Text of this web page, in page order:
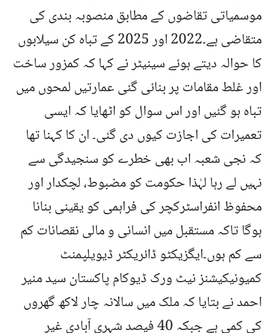
موسمیاتی تقاضوں کے مطابق منصوبہ بندی کی
متقاضی ہے۔2022 اور 2025 کے تباہ کن سیلابوں
کا حوالہ دیتے ہوئے سینیٹر نے کہا کہ کمزور ساخت
اور غلط مقامات پر بنائی گئی عمارتیں لمحوں میں
تباہ ہو گئیں اور اس سوال کو اٹھایا کہ ایسی
تعمیرات کی اجازت کیوں دی گئی۔ ان کا کہنا تھا
کہ نجی شعبہ اب بھی خطرے کو سنجیدگی سے
نہیں لے رہا لہٰذا حکومت کو مضبوط، لچکدار اور
محفوظ انفراسٹرکچر کی فراہمی کو یقینی بنانا
ہوگا تاکہ مستقبل میں انسانی و مالی نقصانات کم
سے کم ہوں۔ایگزیکٹو ڈائریکٹر ڈیویلپمنٹ
کمیونیکیشنز نیٹ ورک ڈیوکام پاکستان سید منیر
احمد نے بتایا کہ ملک میں سالانہ چار لاکھ گھروں
کی کمی ہے جبکہ 40 فیصد شہری آبادی غیر